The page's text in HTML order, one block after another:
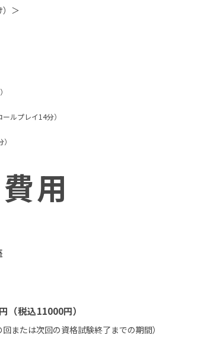
＞
ルプレイ14分）
用
税込11000円）
たは次回の資格試験終了までの期間）